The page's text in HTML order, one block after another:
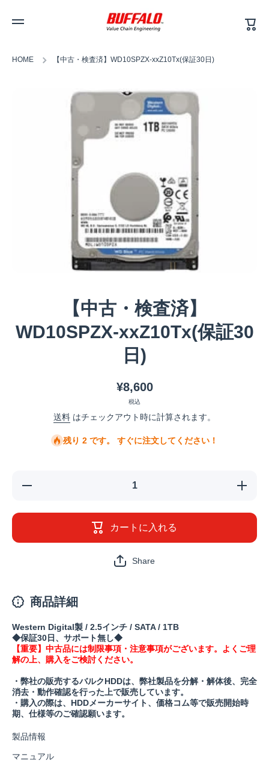
ー
ト
HOME 【中古・検査済】WD10SPZX-xxZ10Tx(保証30日)
商品情報へスキップ
【中古・検査済】
WD10SPZX-xxZ10Tx(保証30
日)
¥8,600
税込
送料 はチェックアウト時に計算されます。
残り 2 です。 すぐに注文してください！
【中古・検
xxZ10Tx(保
【中古
量を増
カートに入れる
Share
商品詳細
Western Digital製 / 2.5インチ / SATA / 1TB
◆保証30日、サポート無し◆
【重要】中古品には制限事項・注意事項がございます。よくご理
解の上、購入をご検討ください。
・弊社の販売するバルクHDDは、弊社製品を分解・解体後、完全
消去・動作確認を行った上で販売しています。
・購入の際は、HDDメーカーサイト、価格コム等で販売開始時
期、仕様等のご確認願います。
製品情報
マニュアル